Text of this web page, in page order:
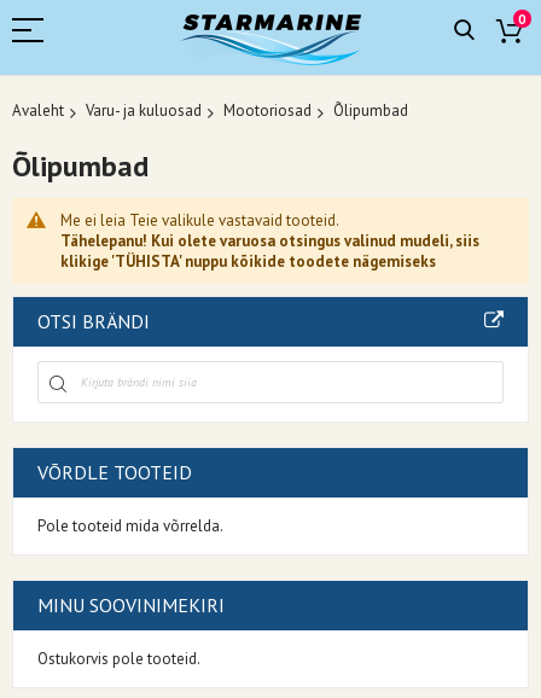
0
Avaleht Varu- ja kuluosad Mootoriosad Õlipumbad
Õlipumbad
Me ei leia Teie valikule vastavaid tooteid.
Tähelepanu! Kui olete varuosa otsingus valinud mudeli, siis
klikige 'TÜHISTA' nuppu kõikide toodete nägemiseks
OTSI BRÄNDI
VÕRDLE TOOTEID
Pole tooteid mida võrrelda.
MINU SOOVINIMEKIRI
Ostukorvis pole tooteid.